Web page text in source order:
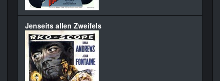
Jenseits allen Zweifels